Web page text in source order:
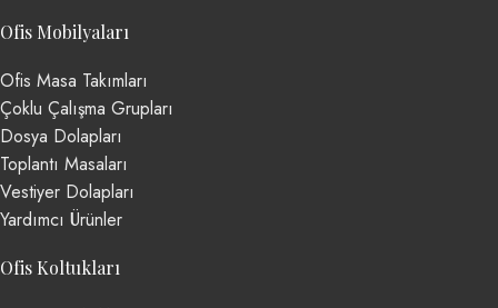
Ofis Mobilyaları
Ofis Masa Takımları
Çoklu Çalışma Grupları
Dosya Dolapları
Toplantı Masaları
Vestiyer Dolapları
Yardımcı Ürünler
Ofis Koltukları